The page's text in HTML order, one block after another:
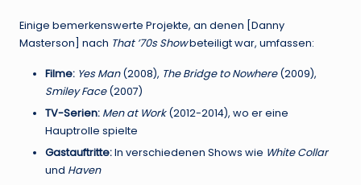
Einige bemerkenswerte Projekte, an denen [Danny
Masterson] nach That ’70s Showbeteiligt war, umfassen:
Filme: Yes Man(2008), The Bridge to Nowhere(2009),
Smiley Face(2007)
TV-Serien: Men at Work(2012-2014), wo er eine
Hauptrolle spielte
Gastauftritte:In verschiedenen Shows wie White Collar
und Haven